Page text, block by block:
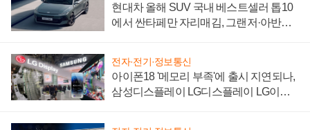
현대차 올해 SUV 국내 베스트셀러 톱10
에서 싼타페만 자리매김, 그랜저·아반떼
전자·전기·정보통신
아이폰18 '메모리 부족'에 출시 지연되나,
삼성디스플레이 LG디스플레이 LG이노